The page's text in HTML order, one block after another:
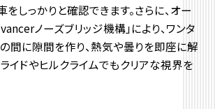
しっかりと確認できます。さらに、 オー
ノーズブリッジ機構」により、ワンタ
間に隙間を作り、 熱気や曇りを即座に解
イドやヒルクライムでもクリアな視界を